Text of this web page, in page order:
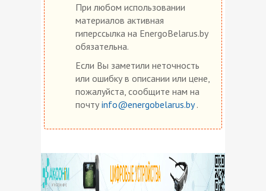
При любом использовании
материалов активная
гиперссылка на EnergoBelarus.by
обязательна.
Если Вы заметили неточность
или ошибку в описании или цене,
пожалуйста, сообщите нам на
почту info@energobelarus.by.